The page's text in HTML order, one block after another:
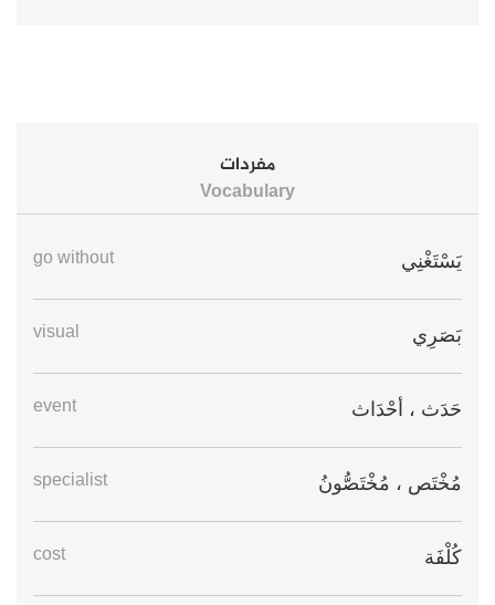
مفردات
Vocabulary
يَسْتَغْنِي go without
بَصَرِي visual
حَدَث ، أحْدَاث event
مُخْتَص ، مُخْتَصُّونُ specialist
كُلْفَة cost